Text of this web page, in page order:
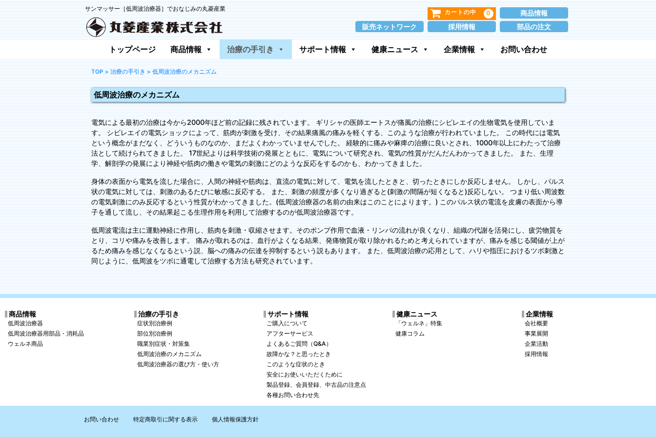
サンマッサー［低周波治療器］でおなじみの丸菱産業
商品情報
カートの中 0
部品の注文
採用情報
販売ネットワーク
トップページ 商品情報 治療の手引き サポート情報 健康ニュース 企業情報 お問い合わせ
TOP > 治療の手引き > 低周波治療のメカニズム
低周波治療のメカニズム
電気による最初の治療は今から2000年ほど前の記録に残されています。 ギリシャの医師エートスが痛風の治療にシビレエイの生物電気を使用していま
す。 シビレエイの電気ショックによって、筋肉が刺激を受け、その結果痛風の痛みを軽くする、このような治療が行われていました。 この時代には電気
という概念がまだなく、どういうものなのか、まだよくわかっていませんでした。 経験的に痛みや麻痺の治療に良いとされ、1000年以上にわたって治療
法として続けられてきました。 17世紀よりは科学技術の発展とともに、電気について研究され、電気の性質がだんだんわかってきました。 また、生理
学、解剖学の発展により神経や筋肉の働きや電気の刺激にどのような反応をするのかも、わかってきました。
身体の表面から電気を流した場合に、人間の神経や筋肉は、直流の電気に対して、電気を流したときと、切ったときにしか反応しません。 しかし、パルス
状の電気に対しては、刺激のあるたびに敏感に反応する。 また、刺激の頻度が多くなり過ぎると(刺激の間隔が短くなると)反応しない。 つまり低い周波数
の電気刺激にのみ反応するという性質がわかってきました。(低周波治療器の名前の由来はこのことによります。) このパルス状の電流を皮膚の表面から導
子を通して流し、その結果起こる生理作用を利用して治療するのが低周波治療器です。
低周波電流は主に運動神経に作用し、筋肉を刺激・収縮させます。そのポンプ作用で血液・リンパの流れが良くなり、組織の代謝を活発にし、疲労物質を
とり、コリや痛みを改善します。 痛みが取れるのは、血行がよくなる結果、発痛物質が取り除かれるためと考えられていますが、痛みを感じる閾値が上が
るため痛みを感じなくなるという説、脳への痛みの伝達を抑制するという説もあります。 また、低周波治療の応用として、ハリや指圧におけるツボ刺激と
同じように、低周波をツボに通電して治療する方法も研究されています。
商品情報
低周波治療器
低周波治療器用部品・消耗品
ウェルネ商品
治療の手引き
症状別治療例
部位別治療例
職業別症状・対策集
低周波治療のメカニズム
低周波治療器の選び方・使い方
サポート情報
ご購入について
アフターサービス
よくあるご質問（Q&A）
故障かな？と思ったとき
このような症状のとき
安全にお使いいただくために
製品登録、会員登録、中古品の注意点
各種お問い合わせ先
健康ニュース
「ウェルネ」特集
健康コラム
企業情報
会社概要
事業展開
企業活動
採用情報
お問い合わせ 特定商取引に関する表示 個人情報保護方針